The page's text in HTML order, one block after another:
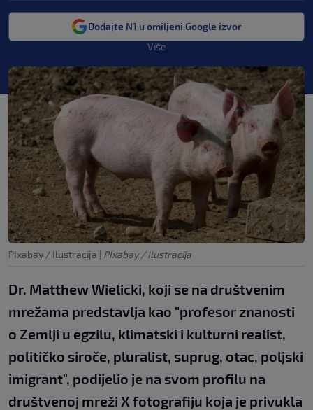
Dodajte N1 u omiljeni Google izvor
Više
PIxabay / Ilustracija | PIxabay / Ilustracija
Dr. Matthew Wielicki, koji se na društvenim
mrežama predstavlja kao "profesor znanosti
o Zemlji u egzilu, klimatski i kulturni realist,
političko siroče, pluralist, suprug, otac, poljski
imigrant", podijelio je na svom profilu na
društvenoj mreži X fotografiju koja je privukla